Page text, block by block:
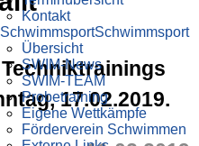
Kontakt
Schwimm­sport
Übersicht
SWIM-News
SWIM-TEAM
Probe­training
Eigene Wettkämpfe
Förderverein Schwimmen
17.02.2019.